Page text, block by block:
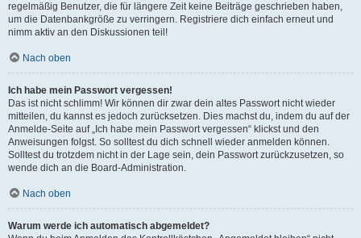
regelmäßig Benutzer, die für längere Zeit keine Beiträge geschrieben haben,
um die Datenbankgröße zu verringern. Registriere dich einfach erneut und
nimm aktiv an den Diskussionen teil!
Nach oben
Ich habe mein Passwort vergessen!
Das ist nicht schlimm! Wir können dir zwar dein altes Passwort nicht wieder
mitteilen, du kannst es jedoch zurücksetzen. Dies machst du, indem du auf der
Anmelde-Seite auf „Ich habe mein Passwort vergessen“ klickst und den
Anweisungen folgst. So solltest du dich schnell wieder anmelden können.
Solltest du trotzdem nicht in der Lage sein, dein Passwort zurückzusetzen, so
wende dich an die Board-Administration.
Nach oben
Warum werde ich automatisch abgemeldet?